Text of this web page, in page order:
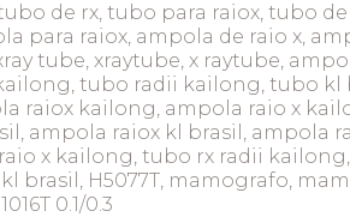
de rx, tubo para raiox, tubo
para raiox, ampola de raio x,
tube, xraytube, x raytube,
tubo radii kailong, tubo kl
raiox kailong, ampola raio x
ampola raiox kl brasil, ampola
x kailong, tubo rx radii
brasil, H5077T, mamografo,
0.1/0.3